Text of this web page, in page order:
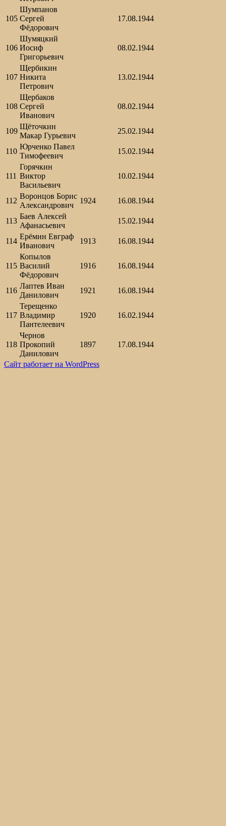
105
Шумпанов
Сергей
Фёдорович
17.08.1944
106
Шумяцкий
Иосиф
Григорьевич
08.02.1944
107
Щербикин
Никита
Петрович
13.02.1944
108
Щербаков
Сергей
Иванович
08.02.1944
109
Щёточкин
Макар Гурьевич
25.02.1944
110
Юрченко Павел
Тимофеевич
15.02.1944
111
Горячкин
Виктор
Васильевич
10.02.1944
112
Воронцов Борис
Александрович
1924 16.08.1944
113
Баев Алексей
Афанасьевич
15.02.1944
114
Ерёмин Евграф
Иванович
1913 16.08.1944
115
Копылов
Василий
Фёдорович
1916 16.08.1944
116
Лаптев Иван
Данилович
1921 16.08.1944
117
Терещенко
Владимир
Пантелеевич
1920 16.02.1944
118
Чернов
Прокопий
Данилович
1897 17.08.1944
Сайт работает на WordPress